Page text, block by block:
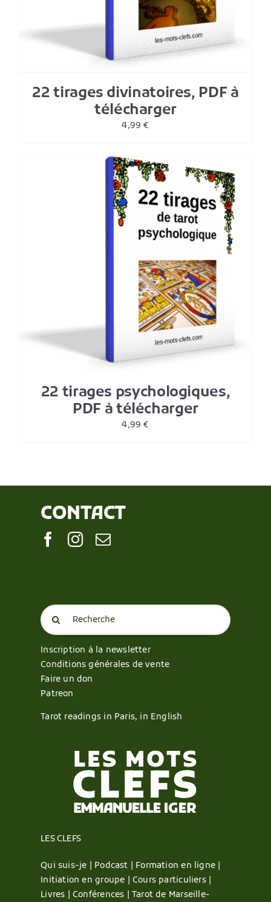
22 tirages divinatoires, PDF à
télécharger
4,99€
22 tirages psychologiques,
PDF à télécharger
4,99€
CONTACT
Search
for:
Inscription à la newsletter
Conditions générales de vente
Faire un don
Patreon
Tarot readings in Paris, in English
LES CLEFS
Qui suis-je | Podcast | Formation en ligne |
Initiation en groupe |Cours particuliers |
Livres |Conférences |Tarot de Marseille-